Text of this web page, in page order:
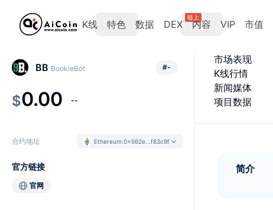
K线 特色 数据 DEX
链上
内容 VIP 市值
市场表现
K线行情
新闻媒体
项目数据
简介
BB BookieBot #-
$0.00 --
合约地址 Ethereum:0x562e...f83c9f
官方链接
官网